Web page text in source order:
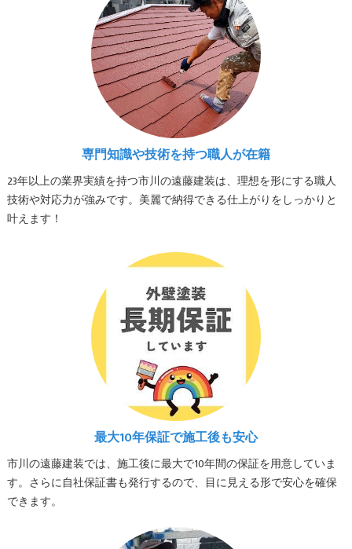
専門知識や技術を持つ職人が在籍
23年以上の業界実績を持つ市川の遠藤建装は、理想を形にする職人
技術や対応力が強みです。美麗で納得できる仕上がりをしっかりと
叶えます！
最大10年保証で施工後も安心
市川の遠藤建装では、施工後に最大で10年間の保証を用意していま
す。さらに自社保証書も発行するので、目に見える形で安心を確保
できます。